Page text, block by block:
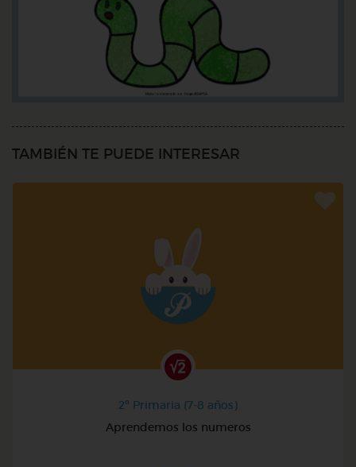
TAMBIÉN TE PUEDE INTERESAR
2º Primaria (7-8 años)
Aprendemos los numeros